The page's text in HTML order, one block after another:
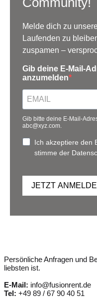
Melde dich zu
Laufenden zu
zuspamen –
Gib deine E-Mail-
anzumelden
Gib bitte deine E-Mail-
abc@xyz.com.
Ich akzeptiere den
stimme der
JETZT
Persönliche Anfragen und
liebsten ist.
E-Mail: info@fusionrent.de
Tel: +49 89 / 67 90 40 51